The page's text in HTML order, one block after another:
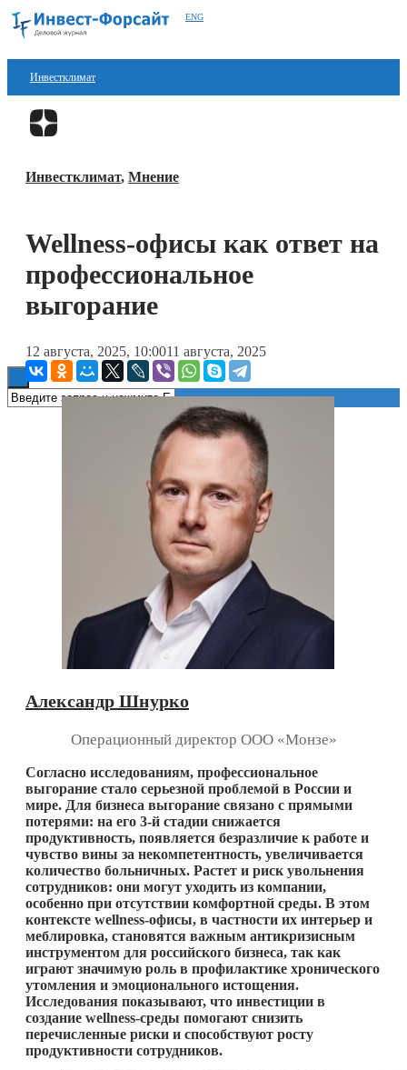
ENG
Инвестклимат
Финансы
Блокчейн
Инвестклимат, Мнение
Wellness-офисы как ответ на
профессиональное
выгорание
12 августа, 2025, 10:0011 августа, 2025
Александр Шнурко
Операционный директор ООО «Монзе»
Согласно исследованиям, профессиональное
выгорание стало серьезной проблемой в России и
мире. Для бизнеса выгорание связано с прямыми
потерями: на его 3-й стадии снижается
продуктивность, появляется безразличие к работе и
чувство вины за некомпетентность, увеличивается
количество больничных. Растет и риск увольнения
сотрудников: они могут уходить из компании,
особенно при отсутствии комфортной среды. В этом
контексте wellness-офисы, в частности их интерьер и
меблировка, становятся важным антикризисным
инструментом для российского бизнеса, так как
играют значимую роль в профилактике хронического
утомления и эмоционального истощения.
Исследования показывают, что инвестиции в
создание wellness-среды помогают снизить
перечисленные риски и способствуют росту
продуктивности сотрудников.